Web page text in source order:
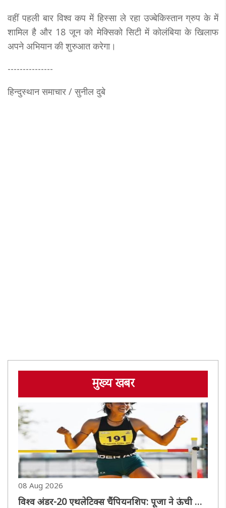
वहीं पहली बार विश्व कप में हिस्सा ले रहा उज्बेकिस्तान ग्रुप के में
शामिल है और 18 जून को मेक्सिको सिटी में कोलंबिया के खिलाफ
अपने अभियान की शुरुआत करेगा।
---------------
हिन्दुस्थान समाचार / सुनील दुबे
मुख्य खबर
08 Aug 2026
विश्व अंडर-20 एथलेटिक्स चैंपियनशिप: पूजा ने ऊंची कूद